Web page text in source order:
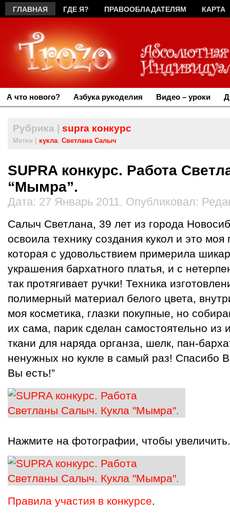
ГЛАВНАЯ ГДЕ Я? ПРАВООБЛАДАТЕЛЯМ КАРТА
А что нового? Азбука рукоделия Видео – уроки
Рубрика | supra конкурс
Метки | кукла, Светлана Салыч
SUPRA конкурс. Работа
“Мымра”.
Дата: 27 Январь 2011. Опубликовал:
Салыч Светлана, 39 лет из города
освоила технику создания кукол и это
которая с удовольствием примерила
украшения бархатного платья, и с
так протягивает ручки! Техника
полимерный материал белого цвета,
моя косметика, глазки покупные, но
их сама, парик сделан самостоятельно из
ткани для наряда органза, шелк, пан-
ненужных но кукле в самый раз! Спасибо
Вы есть!”
Нажмите на фотографии, чтобы увеличить.
Правила участия в конкурсе.